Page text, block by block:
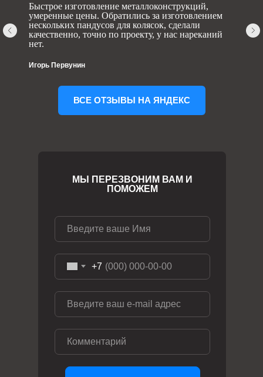
Быстрое изготовление металлоконструкций,
умеренные цены. Обратились за изготовлением
нескольких пандусов для колясок, сделали
качественно, точно по проекту, у нас нареканий
нет.
Игорь Первунин
ВСЕ ОТЗЫВЫ НА ЯНДЕКС
+7
МЫ ПЕРЕЗВОНИМ ВАМ И
ПОМОЖЕМ